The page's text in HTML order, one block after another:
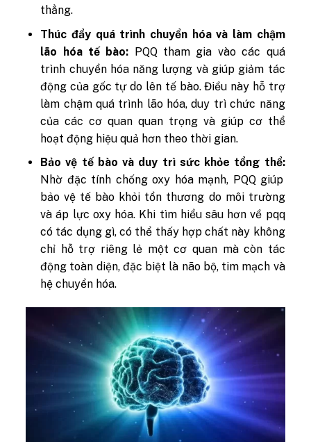
thẳng.
Thúc đẩy quá trình chuyển hóa và làm chậm
lão hóa tế bào: PQQ tham gia vào các quá
trình chuyển hóa năng lượng và giúp giảm tác
động của gốc tự do lên tế bào. Điều này hỗ trợ
làm chậm quá trình lão hóa, duy trì chức năng
của các cơ quan quan trọng và giúp cơ thể
hoạt động hiệu quả hơn theo thời gian.
Bảo vệ tế bào và duy trì sức khỏe tổng thể:
Nhờ đặc tính chống oxy hóa mạnh, PQQ giúp
bảo vệ tế bào khỏi tổn thương do môi trường
và áp lực oxy hóa. Khi tìm hiểu sâu hơn về pqq
có tác dụng gì, có thể thấy hợp chất này không
chỉ hỗ trợ riêng lẻ một cơ quan mà còn tác
động toàn diện, đặc biệt là não bộ, tim mạch và
hệ chuyển hóa.